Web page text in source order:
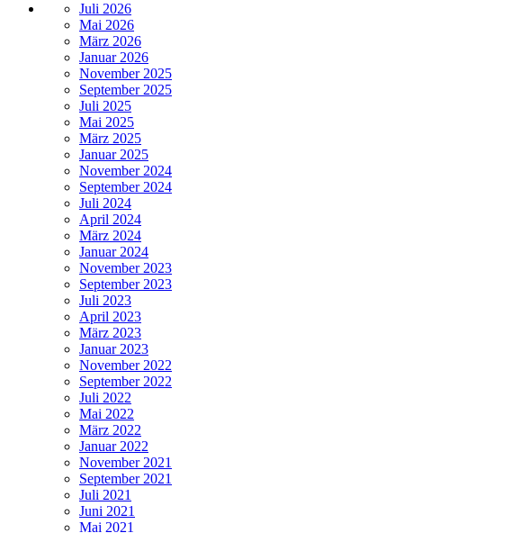
Juli 2026
Mai 2026
März 2026
Januar 2026
November 2025
September 2025
Juli 2025
Mai 2025
März 2025
Januar 2025
November 2024
September 2024
Juli 2024
April 2024
März 2024
Januar 2024
November 2023
September 2023
Juli 2023
April 2023
März 2023
Januar 2023
November 2022
September 2022
Juli 2022
Mai 2022
März 2022
Januar 2022
November 2021
September 2021
Juli 2021
Juni 2021
Mai 2021